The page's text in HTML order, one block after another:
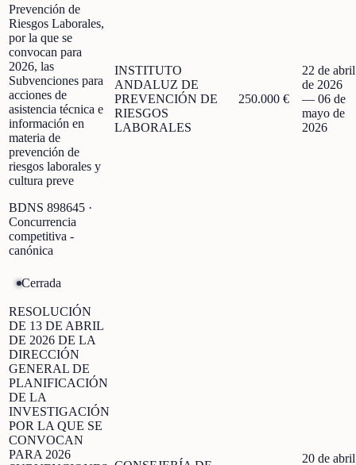
Prevención de
Riesgos Laborales,
por la que se
convocan para
2026, las
Subvenciones para
acciones de
asistencia técnica e
información en
materia de
prevención de
riesgos laborales y
cultura preve
BDNS 898645 ·
Concurrencia
competitiva -
canónica
INSTITUTO
ANDALUZ DE
PREVENCIÓN DE
RIESGOS
LABORALES
250.000 €
22 de abril
de 2026
— 06 de
mayo de
2026
Cerrada
RESOLUCIÓN
DE 13 DE ABRIL
DE 2026 DE LA
DIRECCIÓN
GENERAL DE
PLANIFICACIÓN
DE LA
INVESTIGACIÓN
POR LA QUE SE
CONVOCAN
PARA 2026
20 de abril